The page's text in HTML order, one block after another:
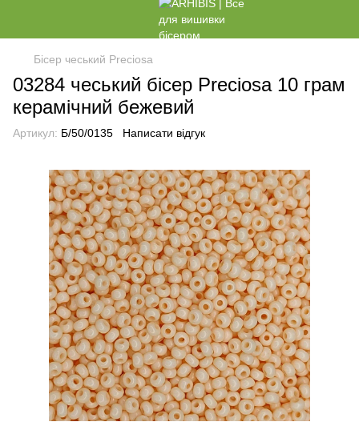
Бісер чеський Preciosa
03284 чеський бісер Preciosa 10 грам
керамічний бежевий
Артикул: Б/50/0135 Написати відгук